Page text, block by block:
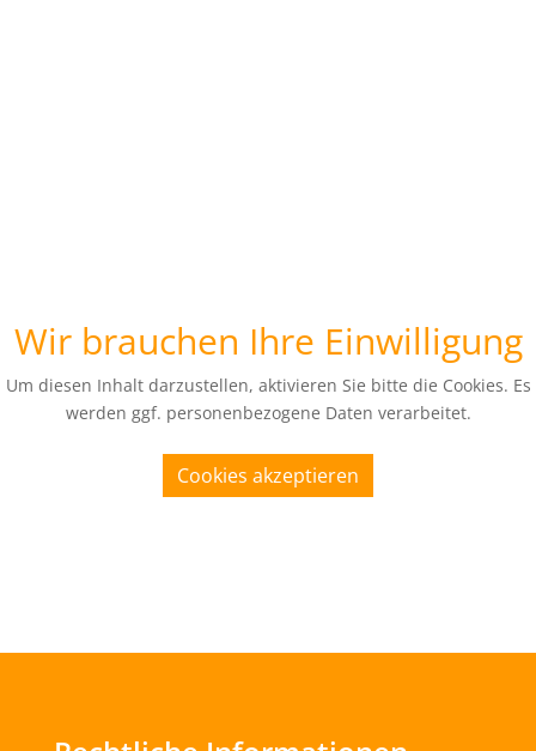
Wir brauchen Ihre Einwilligung
Um diesen Inhalt darzustellen, aktivieren Sie bitte die Cookies. Es
werden ggf. personenbezogene Daten verarbeitet.
Cookies akzeptieren